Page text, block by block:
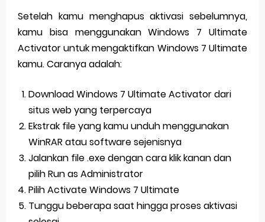
Setelah kamu menghapus aktivasi sebelumnya,
kamu bisa menggunakan Windows 7 Ultimate
Activator untuk mengaktifkan Windows 7 Ultimate
kamu. Caranya adalah:
Download Windows 7 Ultimate Activator dari
situs web yang terpercaya
Ekstrak file yang kamu unduh menggunakan
WinRAR atau software sejenisnya
Jalankan file .exe dengan cara klik kanan dan
pilih Run as Administrator
Pilih Activate Windows 7 Ultimate
Tunggu beberapa saat hingga proses aktivasi